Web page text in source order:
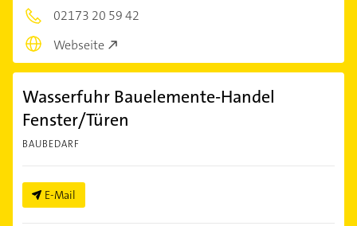
02173 20 59 42
Webseite
Wasserfuhr Bauelemente-Handel
Fenster/Türen
BAUBEDARF
E-Mail